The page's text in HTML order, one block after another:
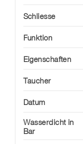
Schliesse
Funktion
Eigenschaften
Taucher
Datum
Wasserdicht in
Bar